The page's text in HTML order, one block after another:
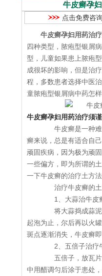
牛皮癣孕
点击免费咨
牛皮癣孕妇用药治
四种类型，脓疱型银屑
型，儿童如果患上脓疱
成很坏的影响，但是治
程，多数患者选择中医
童脓疱型银屑病中药怎样
牛皮癣孕妇用药治疗须
牛皮癣是一种难
癣来说，总是有适合自
顽固疾病，因为极为顽
一些偏方，即为所谓的
一下牛皮癣的治疗土方
治疗牛皮癣的土
1、大蒜治牛皮
将大蒜捣成蒜泥
起泡为止，尔后再以火
斑点逐渐消失，牛皮癣即
2、五倍子治疗
五倍子，放瓦片
中用醋调匀后涂于患处